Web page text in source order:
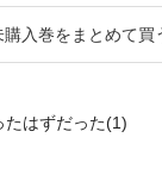
購入巻をまとめて買
たはずだった(1)